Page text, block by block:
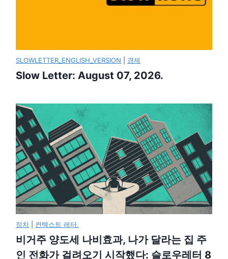
SLOWLETTER_ENGLISH_VERSION 경제
Slow Letter: August 07, 2026.
정치 컨텍스트 레터.
비거주 양도세 나비효과, 나가 달라는 집 주
인 전화가 걸려오기 시작했다: 슬로우레터 8